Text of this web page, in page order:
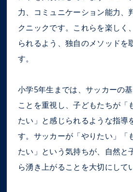
力、コミュニケーション能力、
クニックです。これらを楽しく
られるよう、独自のメソッドを
す。
小学5年生までは、サッカーの
ことを重視し、子どもたちが「
たい」と感じられるような指導
す。サッカーが「やりたい」「
たい」という気持ちが、自然と
ら湧き上がることを大切にして